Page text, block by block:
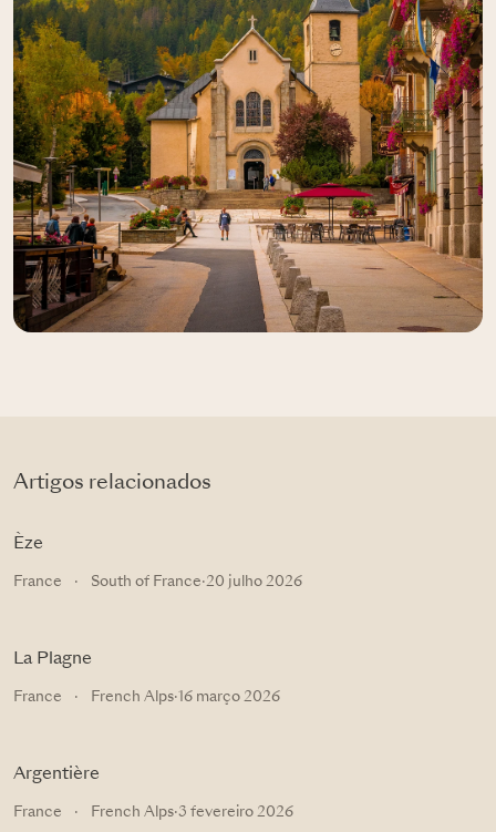
Artigos relacionados
Èze
France · South of France·20 julho 2026
La Plagne
France · French Alps·16 março 2026
Argentière
France · French Alps·3 fevereiro 2026